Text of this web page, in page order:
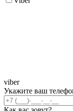
viber
Укажите ваш